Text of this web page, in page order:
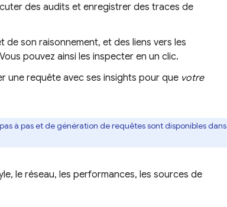
des audits et enregistrer des traces de
son raisonnement, et des liens vers les
pouvez ainsi les inspecter en un clic.
une requête avec ses insights pour que votre
à pas et de génération de requêtes sont disponibles dans
le réseau, les performances, les sources de